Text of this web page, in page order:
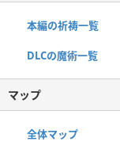
本編の祈祷一覧
DLCの魔術一覧
マップ
全体マップ